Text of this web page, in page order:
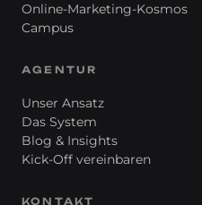
Online-Marketing-Kosmos
Campus
AGENTUR
Unser Ansatz
Das System
Blog & Insights
Kick-Off vereinbaren
KONTAKT